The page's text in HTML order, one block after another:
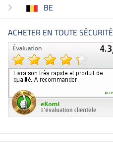
BE
ACHETER EN TOUTE SÉCURITÉ